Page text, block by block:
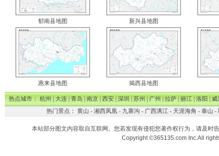
郁南县地图 新兴县地图
惠来县地图 揭西县地图
热点城市：杭州|大连|青岛|南京|西安|深圳|苏州|广州|拉萨|丽江|洛阳|威
热门景点： 黄山 - 湘西凤凰- 九寨沟 - 广西漓江- 天涯海角 - 泰山 -
本站部分图文内容取自互联网。您若发现有侵犯您著作权行为，请及时
Copyright ©365135.com Inc.All